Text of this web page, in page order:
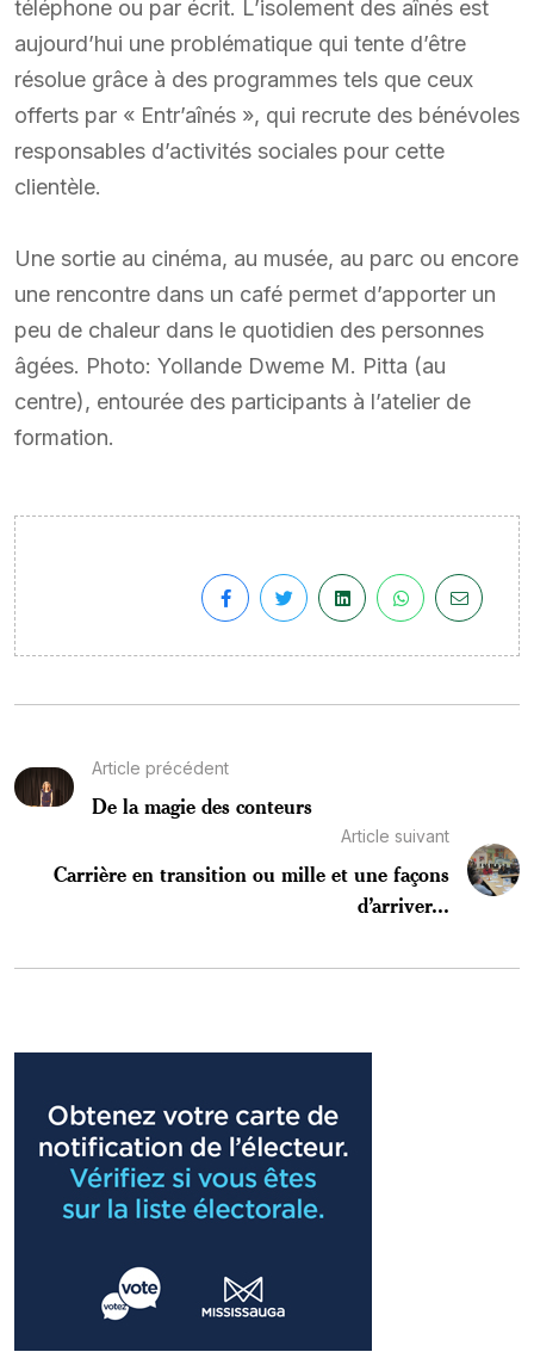
téléphone ou par écrit. L’isolement des aînés est
aujourd’hui une problématique qui tente d’être
résolue grâce à des programmes tels que ceux
offerts par « Entr’aînés », qui recrute des bénévoles
responsables d’activités sociales pour cette
clientèle.
Une sortie au cinéma, au musée, au parc ou encore
une rencontre dans un café permet d’apporter un
peu de chaleur dans le quotidien des personnes
âgées. Photo: Yollande Dweme M. Pitta (au
centre), entourée des participants à l’atelier de
formation.
Article précédent
De la magie des conteurs
Article suivant
Carrière en transition ou mille et une façons
d’arriver...